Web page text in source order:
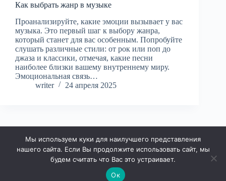
Как выбрать жанр в музыке
Проанализируйте, какие эмоции вызывает у вас
музыка. Это первый шаг к выбору жанра,
который станет для вас особенным. Попробуйте
слушать различные стили: от рок или поп до
джаза и классики, отмечая, какие песни
наиболее близки вашему внутреннему миру.
Эмоциональная связь…
writer
24 апреля 2025
Мы используем куки для наилучшего представления
нашего сайта. Если Вы продолжите использовать сайт, мы
будем считать что Вас это устраивает.
Ок